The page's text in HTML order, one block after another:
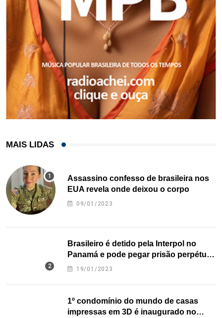
MAIS LIDAS
Assassino confesso de brasileira nos
EUA revela onde deixou o corpo
09/01/2023
Brasileiro é detido pela Interpol no
Panamá e pode pegar prisão perpétua
nos EUA
19/01/2023
1º condomínio do mundo de casas
impressas em 3D é inaugurado no